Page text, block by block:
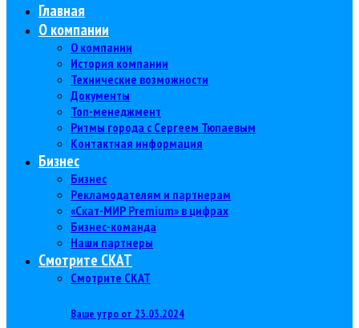
Главная
О компании
О компании
История компании
Технические возможности
Документы
Топ-менеджмент
Ритмы города с Сергеем Тюпаевым
Контактная информация
Бизнес
Бизнес
Рекламодателям и партнерам
«Скат-МИР Premium» в цифрах
Бизнес-команда
Наши партнеры
Смотрите СКАТ
Смотрите СКАТ
Ваше утро от 23.03.2024